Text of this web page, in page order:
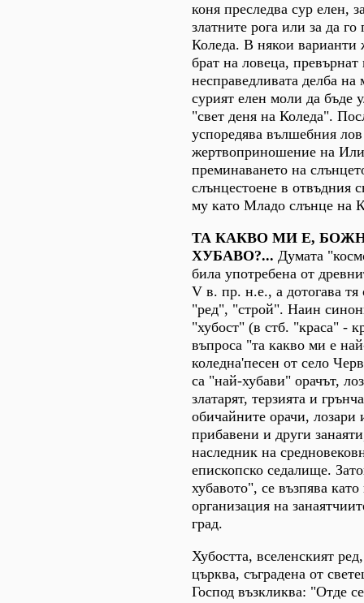
коня преследва сур елен,
златните рога или за да
Коледа. В някои варианти
брат на ловеца,
несправедливата делба на
сурият елен моли да бъде
"свет деня на Коледа".
успоредява вълшебния
жертвоприношение на
преминаването на
слънцестоене в отвъдния
му като Младо слънце на
ТА КАКВО МИ Е,
ХУБАВО?... Думата
била употребена от
V в. пр. н.е., а дотогава тя
"ред", "строй". Наин
"хубост" (в стб. "краса" -
въпроса "та какво ми е
коледна'песен от село
са "най-хубави" орачът,
златарят, терзията и
обичайните орачи, лозари
прибавени и други
наследник на
епископско седалище.
хубавото", се възпява
организация на
град.
Хубостта, вселенският
църква, съградена от
Господ възкликва: "Отде